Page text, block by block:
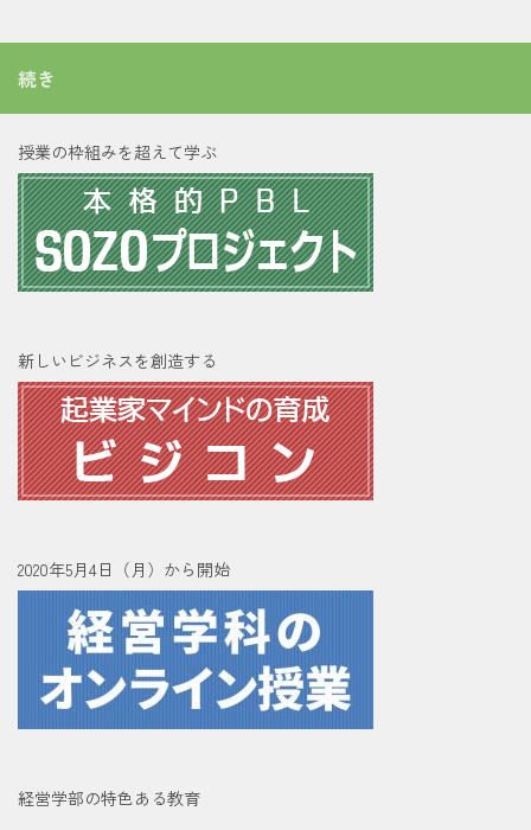
続き
授業の枠組みを超えて学ぶ
新しいビジネスを創造する
2020年5月4日（月）から開始
経営学部の特色ある教育